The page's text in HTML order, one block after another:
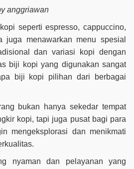
anggriawan
seperti espresso, cappuccino,
juga menawarkan menu spesial
dan variasi kopi dengan
biji kopi yang digunakan sangat
biji kopi pilihan dari berbagai
bukan hanya sekedar tempat
kopi, tapi juga pusat bagi para
mengeksplorasi dan menikmati
nyaman dan pelayanan yang